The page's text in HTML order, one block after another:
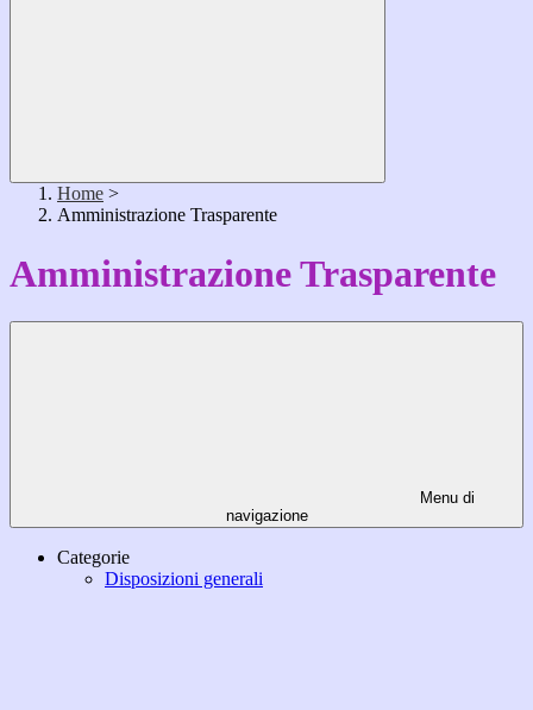
Home >
Amministrazione Trasparente
Amministrazione Trasparente
Menu di
navigazione
Categorie
Disposizioni generali